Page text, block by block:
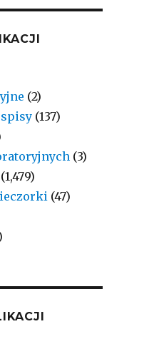
(2)
(137)
(3)
(1,479)
(47)